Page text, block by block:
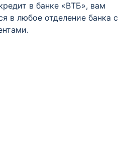
в банке «ВТБ», вам
в любое отделение банка с